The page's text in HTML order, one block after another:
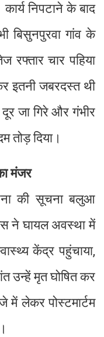
निपटाने के बाद
बिसुनपुरवा गांव के
रफ्तार चार पहिया
इतनी जबरदस्त थी
जा गिरे और गंभीर
तोड़ दिया।
मंजर
की सूचना बलुआ
ने घायल अवस्था में
केंद्र पहुंचाया,
उन्हें मृत घोषित कर
लेकर पोस्टमार्टम